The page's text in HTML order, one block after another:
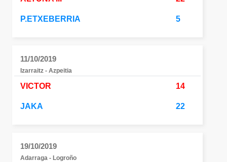
P.ETXEBERRIA 5
11/10/2019
Izarraitz - Azpeitia
VICTOR 14
JAKA 22
19/10/2019
Adarraga - Logroño